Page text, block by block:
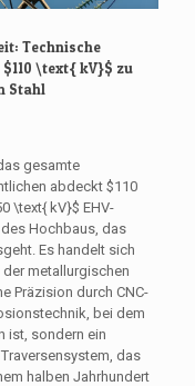
Technische
$110 \text{ kV}$ zu
Stahl
gesamte
abdeckt $110
\text{ kV}$ EHV-
Hochbaus, das
Es handelt sich
metallurgischen
Präzision durch CNC-
bei dem
ist, sondern ein
das
halben Jahrhundert